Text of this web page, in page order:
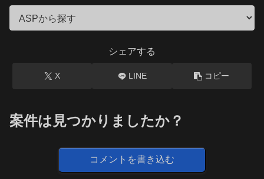
シェアする
X LINE コピー
案件は見つかりましたか？
コメントを書き込む